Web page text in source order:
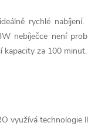
rychlé
nebíječce není
kapacity za 100 minut.
využívá technologie